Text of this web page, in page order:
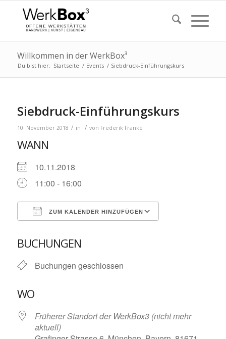
Willkommen in der WerkBox³
Du bist hier: Startseite / Events / Siebdruck-Einführungskurs
Siebdruck-Einführungskurs
10. November 2018 / in / von Frederik Franke
WANN
10.11.2018
11:00 - 16:00
ZUM KALENDER HINZUFÜGEN
BUCHUNGEN
Buchungen geschlossen
WO
Früherer Standort der WerkBox3 (nicht mehr
aktuell)